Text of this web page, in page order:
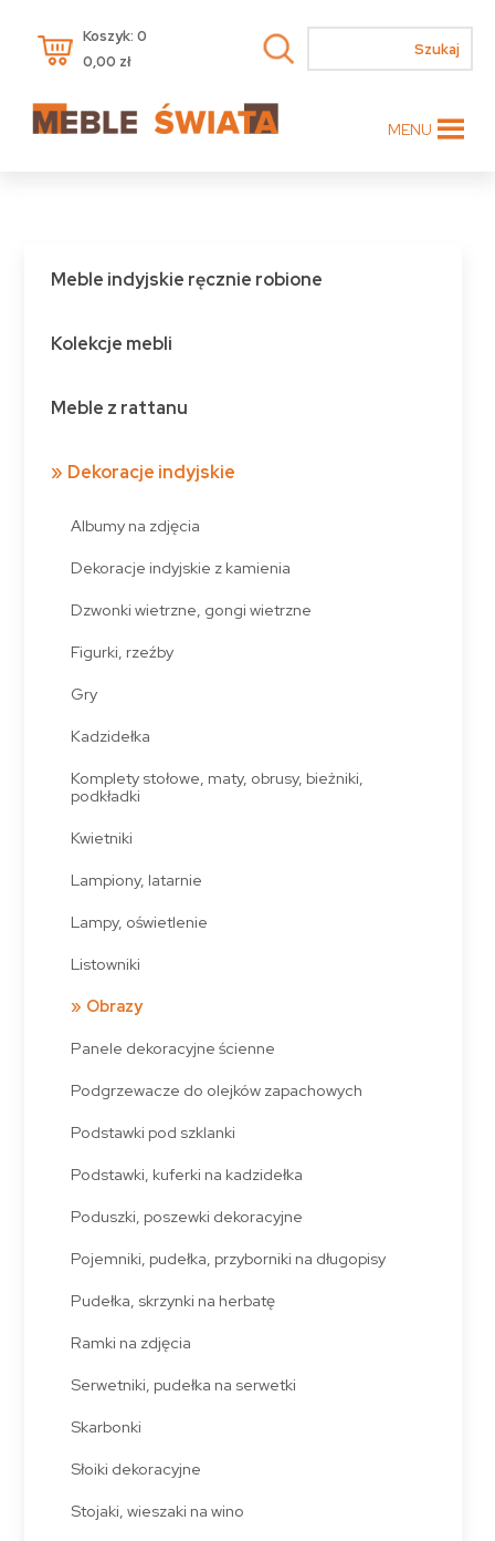
Koszyk: 0
0,00 zł
MENU
Meble indyjskie ręcznie robione
Kolekcje mebli
Meble z rattanu
Dekoracje indyjskie
Albumy na zdjęcia
Dekoracje indyjskie z kamienia
Dzwonki wietrzne, gongi wietrzne
Figurki, rzeźby
Gry
Kadzidełka
Komplety stołowe, maty, obrusy, bieżniki,
podkładki
Kwietniki
Lampiony, latarnie
Lampy, oświetlenie
Listowniki
Obrazy
Panele dekoracyjne ścienne
Podgrzewacze do olejków zapachowych
Podstawki pod szklanki
Podstawki, kuferki na kadzidełka
Poduszki, poszewki dekoracyjne
Pojemniki, pudełka, przyborniki na długopisy
Pudełka, skrzynki na herbatę
Ramki na zdjęcia
Serwetniki, pudełka na serwetki
Skarbonki
Słoiki dekoracyjne
Stojaki, wieszaki na wino